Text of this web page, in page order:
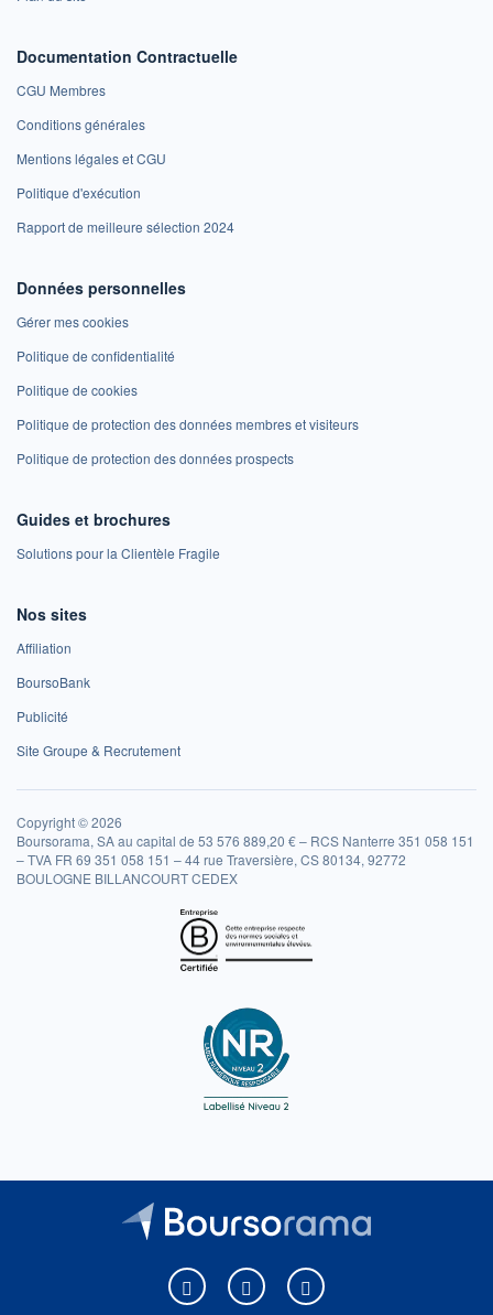
Documentation Contractuelle
CGU Membres
Conditions générales
Mentions légales et CGU
Politique d'exécution
Rapport de meilleure sélection 2024
Données personnelles
Gérer mes cookies
Politique de confidentialité
Politique de cookies
Politique de protection des données membres et visiteurs
Politique de protection des données prospects
Guides et brochures
Solutions pour la Clientèle Fragile
Nos sites
Affiliation
BoursoBank
Publicité
Site Groupe & Recrutement
Copyright © 2026
Boursorama, SA au capital de 53 576 889,20 € – RCS Nanterre 351 058 151
– TVA FR 69 351 058 151 – 44 rue Traversière, CS 80134, 92772
BOULOGNE BILLANCOURT CEDEX
Boursorama sur Facebook
Boursorama sur XBoursorama sur